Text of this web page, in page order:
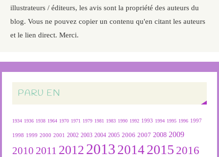
illustrateurs / éditeurs, les avis sont la propriété des auteurs du
blog. Vous ne pouvez copier un contenu qu'en citant les auteurs
et le lien direct. Merci.
PARU EN
1934 1936 1938 1964 1970 1971 1979 1981 1983 1990 1992 1993 1994 1995 1996 1997
1998 1999 2000 2001 2002 2003 2004 2005 2006 2007 2008 2009
2010 2011 2012 2013 2014 2015 2016